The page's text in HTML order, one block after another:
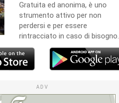
Gratuita ed anonima, è uno
strumento attivo per non
perdersi e per essere
rintracciato in caso di bisogno.
ADV